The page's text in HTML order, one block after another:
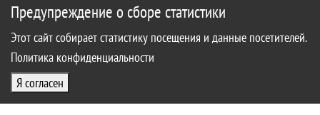
Предупреждение о сборе статистики
Этот сайт собирает статистику посещения и данные посетителей.
Политика конфиденциальности
Я согласен